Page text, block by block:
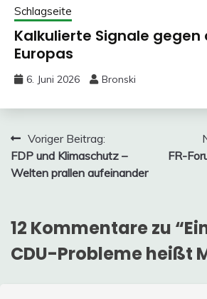
Schlagseite
Kalkulierte Signale gegen
Europas
6. Juni 2026 Bronski
Beitragsnavigation
Voriger Beitrag:
FDP und Klimaschutz –
Welten prallen aufeinander
FR-
12 Kommentare zu “
CDU-Probleme heißt